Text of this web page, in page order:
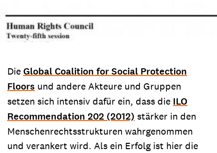
DieGlobal Coalition for Social Protection
Floors und andere Akteure und Gruppen
setzen sich intensiv dafür ein, dass die ILO
Recommendation 202 (2012) stärker in den
Menschenrechtsstrukturen wahrgenommen
und verankert wird. Als ein Erfolg ist hier die